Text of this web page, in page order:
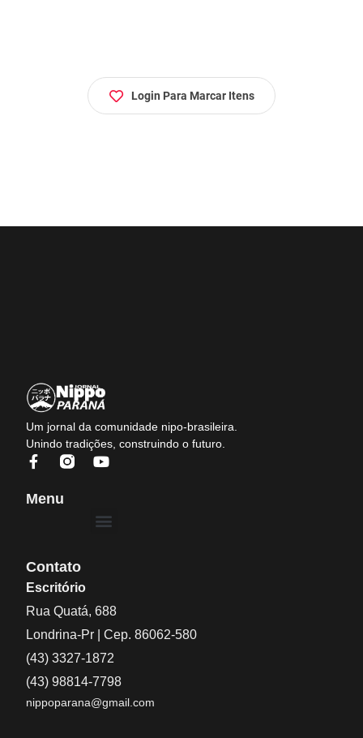
Login Para Marcar Itens
Um jornal da comunidade nipo-brasileira.
Unindo tradições, construindo o futuro.
Menu
Contato
Escritório
Rua Quatá, 688
Londrina-Pr | Cep. 86062-580
(43) 3327-1872
(43) 98814-7798
nippoparana@gmail.com